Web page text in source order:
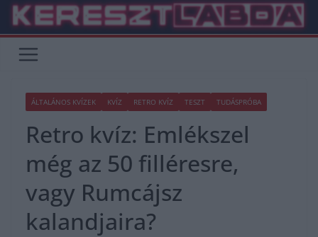
Skip
content
ÁLTALÁNOS KVÍZEK KVÍZ RETRO KVÍZ TESZT TUDÁSPRÓBA
Retro kvíz: Emlékszel
még az 50 filléresre,
vagy Rumcájsz
kalandjaira?